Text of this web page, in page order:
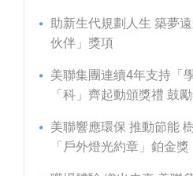
助新生代規劃人生 築夢
伙伴」獎項
美聯集團連續4年支持「
「科」齊起動頒獎禮 鼓
美聯響應環保 推動節能
「戶外燈光約章」鉑金獎